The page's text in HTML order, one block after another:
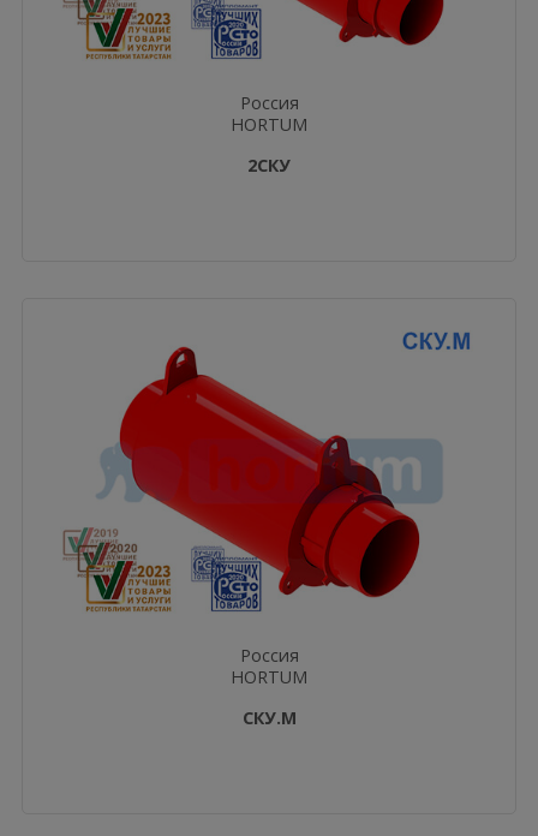
Россия
HORTUM
2СКУ
Россия
HORTUM
СКУ.М